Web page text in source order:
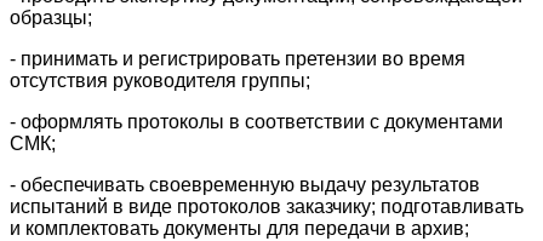
образцы;
- принимать и регистрировать претензии во время
отсутствия руководителя группы;
- оформлять протоколы в соответствии с документами
СМК;
- обеспечивать своевременную выдачу результатов
испытаний в виде протоколов заказчику; подготавливать
и комплектовать документы для передачи в архив;